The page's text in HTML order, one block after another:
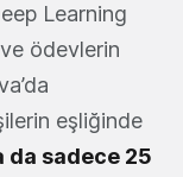
Learning
ödevlerin
eşliğinde
da sadece 25